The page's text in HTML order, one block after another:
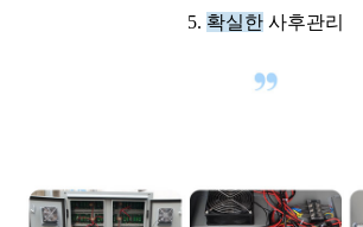
5. 확실한 사후관리